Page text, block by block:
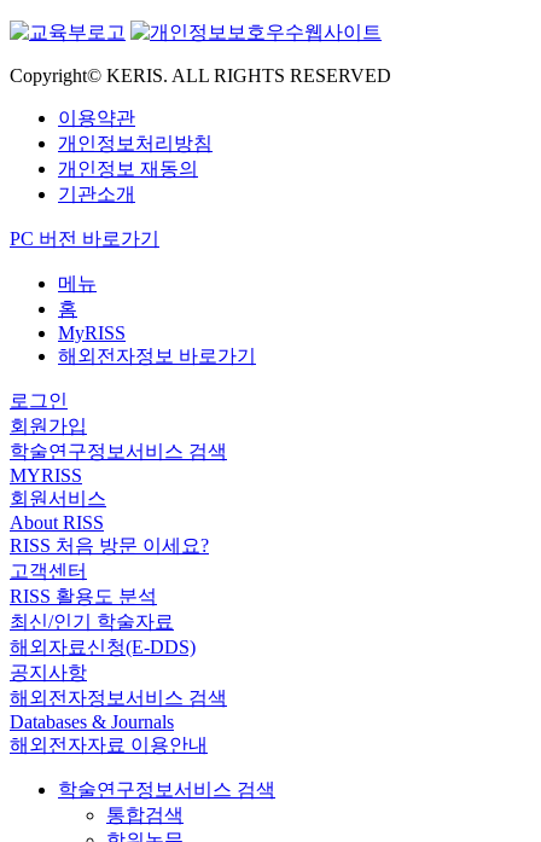
Copyright© KERIS. ALL RIGHTS RESERVED
이용약관
개인정보처리방침
개인정보 재동의
기관소개
PC 버전 바로가기
메뉴
홈
MyRISS
해외전자정보 바로가기
로그인
회원가입
학술연구정보서비스 검색
MYRISS
회원서비스
About RISS
RISS 처음 방문 이세요?
고객센터
RISS 활용도 분석
최신/인기 학술자료
해외자료신청(E-DDS)
공지사항
해외전자정보서비스 검색
Databases & Journals
해외전자자료 이용안내
학술연구정보서비스 검색
통합검색